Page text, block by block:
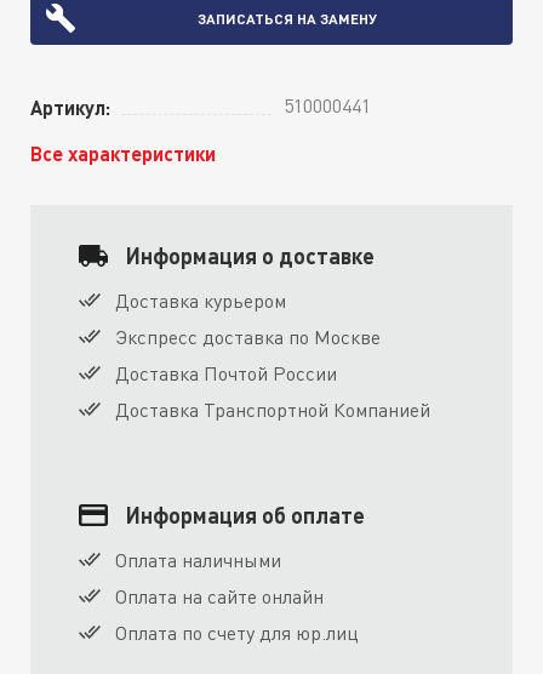
ЗАПИСАТЬСЯ НА ЗАМЕНУ
Артикул: 510000441
Все характеристики
Информация о доставке
Доставка курьером
Экспресс доставка по Москве
Доставка Почтой России
Доставка Транспортной Компанией
Информация об оплате
Оплата наличными
Оплата на сайте онлайн
Оплата по счету для юр.лиц